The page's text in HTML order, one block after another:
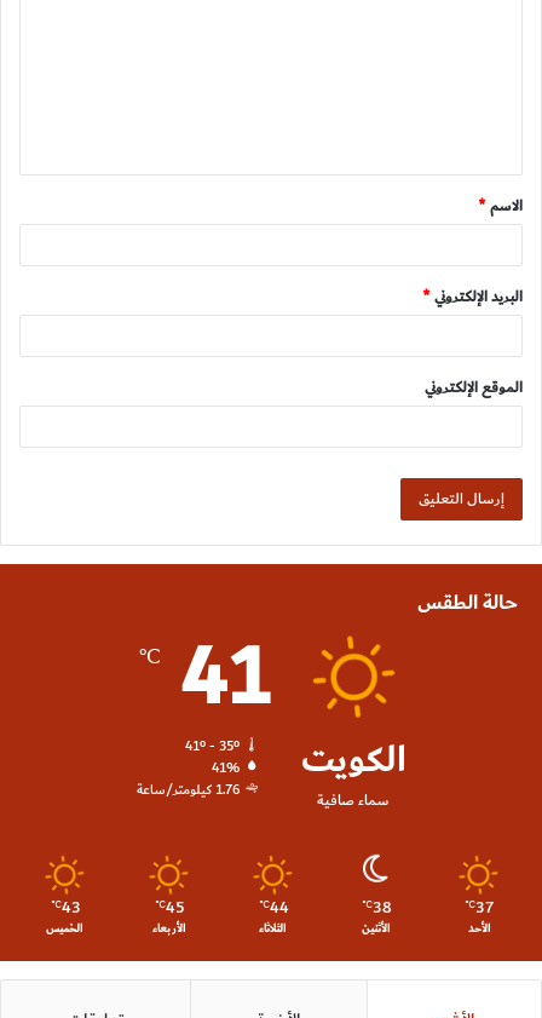
ق
*
الاسم*
البريد الإلكتروني*
الموقع الإلكتروني
حالة الطقس
الكويت
سماء صافية
41
℃
41º - 35º
41%
1.76 كيلومتر/ساعة
37
℃
الأحد
38
℃
الأثنين
44
℃
الثلاثاء
45
℃
الأربعاء
43
℃
الخميس